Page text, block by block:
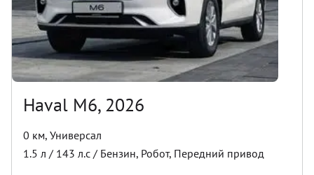
Haval M6, 2026
0 км, Универсал
1.5 л / 143 л.с / Бензин, Робот, Передний привод